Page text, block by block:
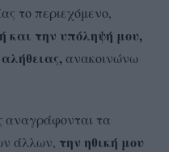
το περιεχόμενο,
και την υπόληψή μου,
ανακοινώνω
αναγράφονται τα
άλλων, την ηθική μου